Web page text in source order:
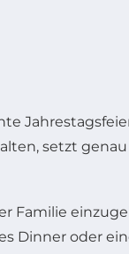
setzt
Familie
Dinner oder